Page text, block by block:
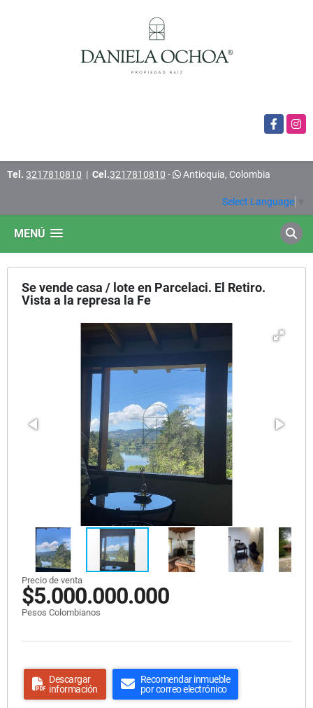
Facebook
Tel. 3217810810 | Cel.3217810810 - Antioquia, Colombia
Select Language
MENÚ
Se vende casa / lote en Parcelaci. El Retiro.
Vista a la represa la Fe
Precio de venta
$5.000.000.000
Pesos Colombianos
Descargar
información
Recomendar inmueble
por correo electrónico